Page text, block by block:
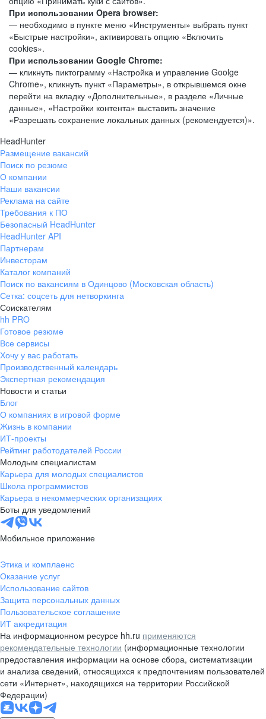
При использовании Opera browser:
— необходимо в пункте меню «Инструменты» выбрать пункт
«Быстрые настройки», активировать опцию «Включить
cookies».
При использовании Google Chrome:
— кликнуть пиктограмму «Настройка и управление Goolge
Chrome», кликнуть пункт «Параметры», в открывшемся окне
перейти на вкладку «Дополнительные», в разделе «Личные
данные», «Настройки контента» выставить значение
«Разрешать сохранение локальных данных (рекомендуется)».
HeadHunter
Размещение вакансий
Поиск по резюме
О компании
Наши вакансии
Реклама на сайте
Требования к ПО
Безопасный HeadHunter
HeadHunter API
Партнерам
Инвесторам
Каталог компаний
Поиск по вакансиям в Одинцово (Московская область)
Сетка: соцсеть для нетворкинга
Соискателям
hh PRO
Готовое резюме
Все сервисы
Хочу у вас работать
Производственный календарь
Экспертная рекомендация
Новости и статьи
Блог
О компаниях в игровой форме
Жизнь в компании
ИТ-проекты
Рейтинг работодателей России
Молодым специалистам
Карьера для молодых специалистов
Школа программистов
Карьера в некоммерческих организациях
Боты для уведомлений
Мобильное приложение
Этика и комплаенс
Оказание услуг
Использование сайтов
Защита персональных данных
Пользовательское соглашение
ИТ аккредитация
На информационном ресурсе hh.ru применяются
рекомендательные технологии (информационные технологии
предоставления информации на основе сбора, систематизации
и анализа сведений, относящихся к предпочтениям пользователей
сети «Интернет», находящихся на территории Российской
Федерации)